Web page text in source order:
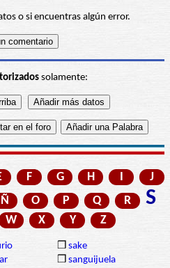
o si encuentras algún error.
solamente:
F G H I
J
Ñ O P Q R S
W X Y Z
❒ sake
❒ sanguijuela